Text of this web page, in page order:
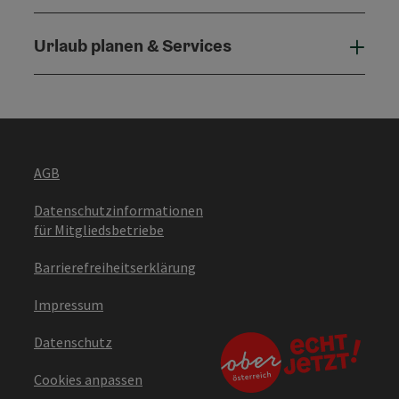
Urlaub planen & Services
AGB
Datenschutzinformationen
für Mitgliedsbetriebe
Barrierefreiheitserklärung
Impressum
Datenschutz
Cookies anpassen